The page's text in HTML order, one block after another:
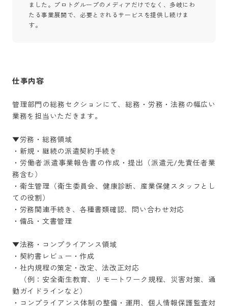
ました。プロトグループのメディアだけでなく、多岐にわ
たる事業展開で、必要とされるサービスを提供し続けま
す。
仕事内容
管理部門の総務セクションにて、総務・労務・法務の幅広い
業務を担当いただきます。
▼労務・総務領域
・新規・継続の派遣契約手続き
・労働者派遣事業報告書の作成・提出（派遣元/先責任者業
務含む）
・衛生管理（衛生委員会、健康診断、産業保健スタッフとし
ての役割）
・労務関連手続き、各種書類確認、問い合わせ対応
・備品・文書管理
▼法務・コンプライアンス領域
・契約書レビュー・作成
・社内規程の策定・改定、法改正対応
（例：安全衛生教育、リモートワーク規程、災害対策、通
勤ガイドラインなど）
・コンプライアンス体制の整備・運用、個人情報保護監査対